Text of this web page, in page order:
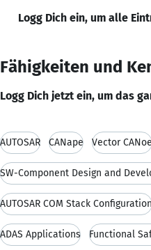
Logg Dich ein, um alle
Fähigkeiten und
Logg Dich jetzt ein, um das
AUTOSAR CANape Vector
SW-Component Design and
AUTOSAR COM Stack
ADAS Applications Functional